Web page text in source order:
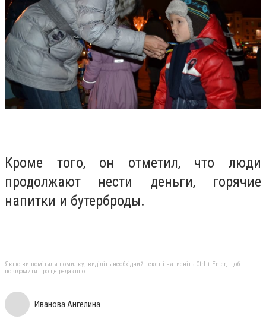
Кроме того, он отметил, что люди
продолжают нести деньги, горячие
напитки и бутерброды.
Якщо ви помітили помилку, виділіть необхідний текст і натисніть Ctrl + Enter, щоб
повідомити про це редакцію
Иванова Ангелина